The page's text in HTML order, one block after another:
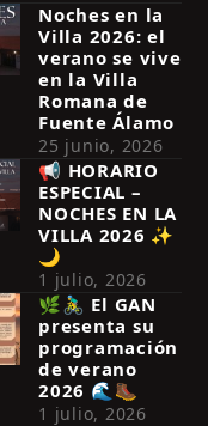
Noches en la
Villa 2026: el
verano se vive
en la Villa
Romana de
Fuente Álamo
25 junio, 2026
📢 HORARIO
ESPECIAL –
NOCHES EN LA
VILLA 2026 ✨
🌙
1 julio, 2026
🌿🚴‍♂️ El GAN
presenta su
programación
de verano
2026 🌊🥾
1 julio, 2026